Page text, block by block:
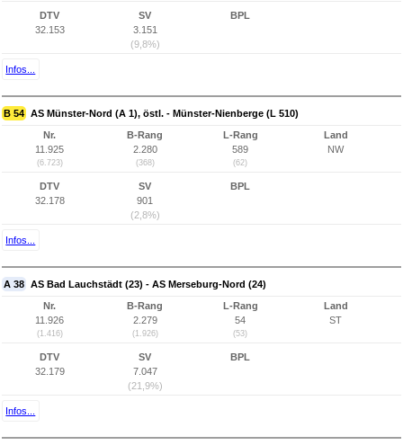
DTV
32.153
SV
3.151
(9,8%)
BPL
Infos...
B 54 AS Münster-Nord (A 1), östl. - Münster-Nienberge (L 510)
Nr.
11.925
(6.723)
B-Rang
2.280
(368)
L-Rang
589
(62)
Land
NW
DTV
32.178
SV
901
(2,8%)
BPL
Infos...
A 38 AS Bad Lauchstädt (23) - AS Merseburg-Nord (24)
Nr.
11.926
(1.416)
B-Rang
2.279
(1.926)
L-Rang
54
(53)
Land
ST
DTV
32.179
SV
7.047
(21,9%)
BPL
Infos...